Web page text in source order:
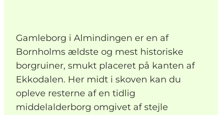
Gamleborg i Almindingen er en af
Bornholms ældste og mest historiske
borgruiner, smukt placeret på kanten af
Ekkodalen. Her midt i skoven kan du
opleve resterne af en tidlig
middelalderborg omgivet af stejle